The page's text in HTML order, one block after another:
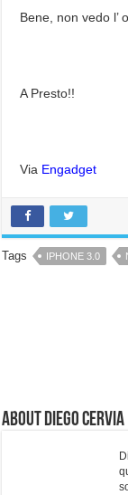
Bene, non vedo l’
A Presto!!
Via Engadget
Tags IPHONE 3.0
About Diego Cervia